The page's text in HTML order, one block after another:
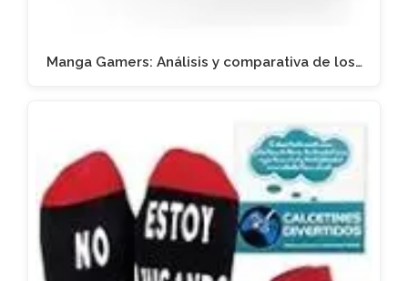
Manga Gamers: Análisis y comparativa de los…